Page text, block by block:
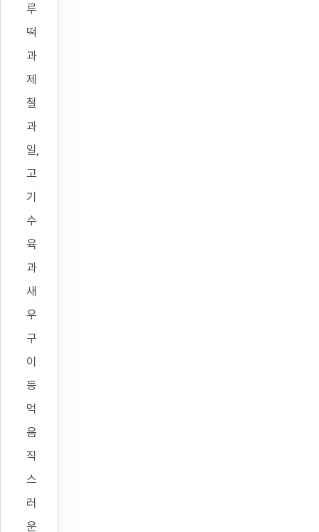
루
떡
과
제
철
과
일,
고
기
수
육
과
새
우
구
이
등
먹
음
직
스
러
운